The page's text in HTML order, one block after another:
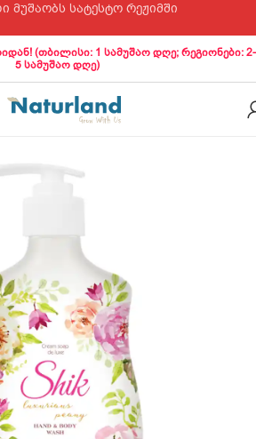
მუშაობს სატესტო რეჟიმში
(თბილისი: 1 სამუშაო დღე; რეგიონები: 2-
5 სამუშაო დღე)